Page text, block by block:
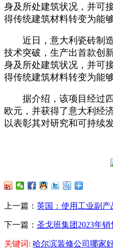
身及所处建筑状况，并可
得传统建筑材料转变为能
近日，意大利瓷砖制造
技术突破，生产出首款创
身及所处建筑状况，并可
得传统建筑材料转变为能
据介绍，该项目经过四
欧元，并获得了意大利经
以表彰其对研究和可持续
上一篇： 英国：使用工业副
下一篇： 圣戈班集团2023年
关键词: 哈尔滨装修公司哪家